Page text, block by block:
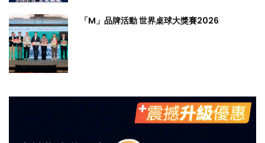
「M」品牌活動 世界桌球大獎賽2026